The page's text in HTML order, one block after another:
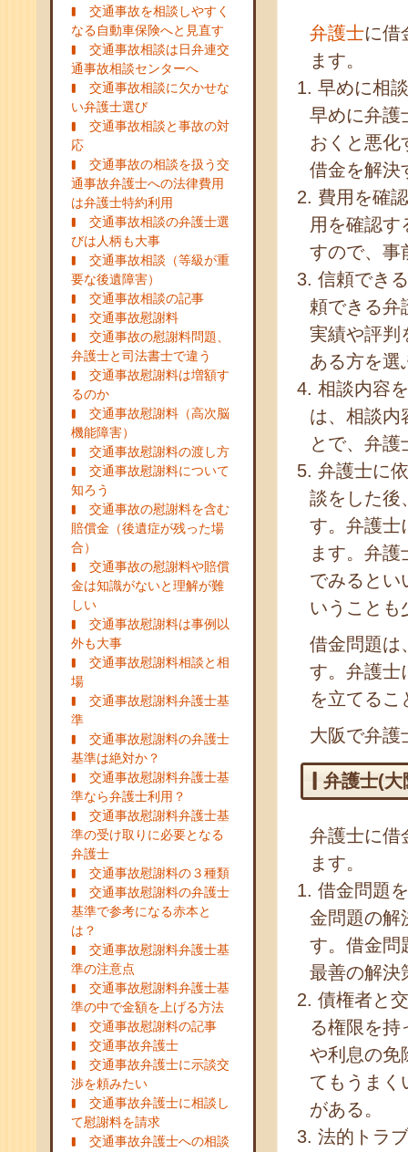
交通事故を相談しやすく
なる自動車保険へと見直す
交通事故相談は日弁連交
通事故相談センターへ
交通事故相談に欠かせな
い弁護士選び
交通事故相談と事故の対
応
交通事故の相談を扱う交
通事故弁護士への法律費用
は弁護士特約利用
交通事故相談の弁護士選
びは人柄も大事
交通事故相談（等級が重
要な後遺障害）
交通事故相談の記事
交通事故慰謝料
交通事故の慰謝料問題、
弁護士と司法書士で違う
交通事故慰謝料は増額す
るのか
交通事故慰謝料（高次脳
機能障害）
交通事故慰謝料の渡し方
交通事故慰謝料について
知ろう
交通事故の慰謝料を含む
賠償金（後遺症が残った場
合）
交通事故の慰謝料や賠償
金は知識がないと理解が難
しい
交通事故慰謝料は事例以
外も大事
交通事故慰謝料相談と相
場
交通事故慰謝料弁護士基
準
交通事故慰謝料の弁護士
基準は絶対か？
交通事故慰謝料弁護士基
準なら弁護士利用？
交通事故慰謝料弁護士基
準の受け取りに必要となる
弁護士
交通事故慰謝料の３種類
交通事故慰謝料の弁護士
基準で参考になる赤本と
は？
交通事故慰謝料弁護士基
準の注意点
交通事故慰謝料弁護士基
準の中で金額を上げる方法
交通事故慰謝料の記事
交通事故弁護士
交通事故弁護士に示談交
渉を頼みたい
交通事故弁護士に相談し
て慰謝料を請求
交通事故弁護士への相談
弁護士に借
ます。
早めに相
早めに弁護
おくと悪化
借金を解決
費用を確
用を確認す
すので、事
信頼でき
頼できる弁
実績や評判
ある方を選
相談内容
は、相談内
とで、弁
弁護士に
談をした後
す。弁護士
ます。弁
でみるとい
いうことも
借金問題は
す。弁護士
を立てるこ
大阪で弁護
弁護士(大
弁護士に借
ます。
借金問題
金問題の解
す。借金問
最善の解決
債権者と
る権限を持
や利息の免
てもうまく
がある。
法的トラ